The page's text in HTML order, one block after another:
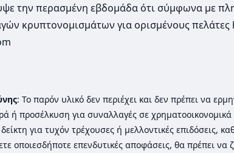
την περασμένη εβδομάδα ότι σύμφωνα με
κρυπτονομισμάτων για ορισμένους
: Το παρόν υλικό δεν περιέχει και δεν πρέπει να
ή προσέλκυση για συναλλαγές σε
για τυχόν τρέχουσες ή μελλοντικές επιδόσεις,
οποιεσδήποτε επενδυτικές αποφάσεις, θα πρέπει